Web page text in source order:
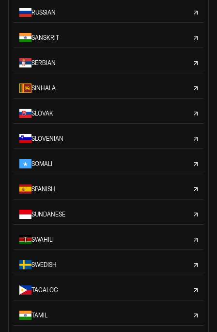
RUSSIAN
SANSKRIT
SERBIAN
SINHALA
SLOVAK
SLOVENIAN
SOMALI
SPANISH
SUNDANESE
SWAHILI
SWEDISH
TAGALOG
TAMIL